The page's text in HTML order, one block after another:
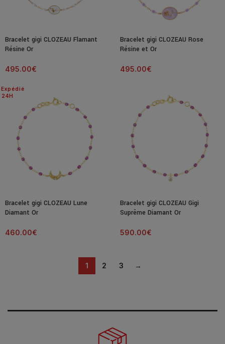
Bracelet gigi CLOZEAU Flamant
Résine Or
495.00€
Bracelet gigi CLOZEAU Rose
Résine et Or
495.00€
24H
Expédié
Bracelet gigi CLOZEAU Lune
Diamant Or
460.00€
Bracelet gigi CLOZEAU Gigi
Suprême Diamant Or
590.00€
1 2 3 →